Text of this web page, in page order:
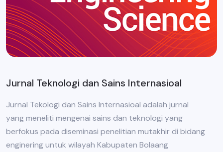
Jurnal Teknologi dan Sains Internasioal
Jurnal Tekologi dan Sains Internasioal adalah jurnal
yang meneliti mengenai sains dan teknologi yang
berfokus pada diseminasi penelitian mutakhir di bidang
enginering untuk wilayah Kabupaten Bolaang